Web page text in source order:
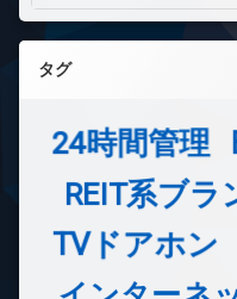
タグ
24時間管理
REIT系ブ
TVドアホン